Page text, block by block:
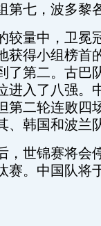
第七，波多黎
量中，卫冕
获得小组榜首
了第二。古巴
进入了八强。
第二轮连败四
、韩国和波兰
世锦赛将会
赛。中国队将